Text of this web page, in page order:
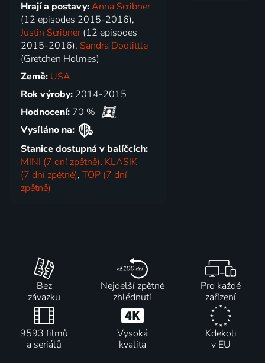
Hrají a postavy:Anna Scribner
(12 episodes 2015-2016),
Justin Scribner(12 episodes
2015-2016), Sandra Doolittle
(Gretchen Holmes)
Země: USA
Rok výroby: 2014-2015
Hodnocení: 70 %
Vysíláno na:
Stanice dostupná v balíčcích:
MINI (7 dní zpětně), KLASIK
(7 dní zpětně),TOP (7 dní
zpětně)
Bez
závazku
Nejdelší zpětné
zhlédnutí
Pro každé
zařízení
9593 filmů
a seriálů
Vysoká
kvalita
Kdekoli
v EU